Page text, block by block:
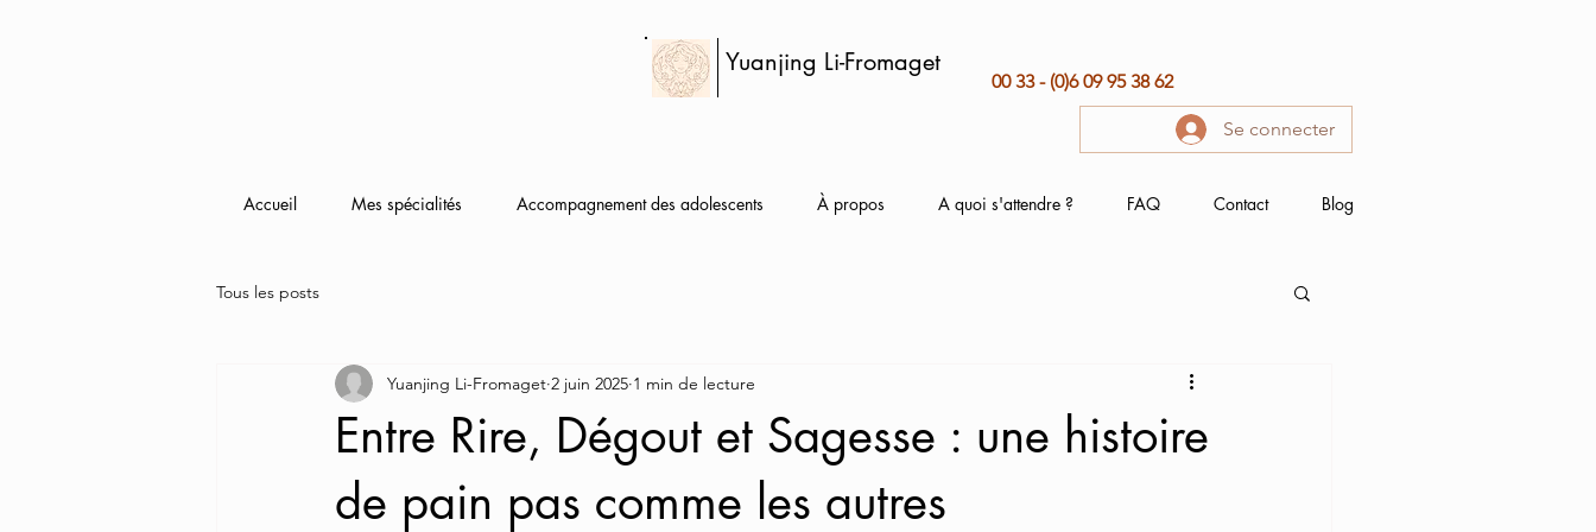
Yuanjing Li-Fromaget
00 33 - (0)6 09 95 38 62
Se connecter
Accueil Mes spécialités Accompagnement des adolescents À propos A quoi s'attendre ? FAQ Contact Blog
Tous les posts
Entre Rire, Dégout et Sagesse : une histoire
de pain pas comme les autres
Yuanjing Li-Fromaget 2 juin 2025 1 min de lecture